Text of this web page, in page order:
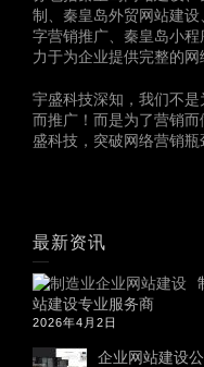
制、秦皇岛外贸网站建
字营销推广、秦皇岛小
力于为企业提供完整的网
宇盛科技深知，我们不
而推广！而是为了营销
盛科技，突破网络营销瓶
最新资讯
站建设专业服务商
2026年4月2日
企业网站建设